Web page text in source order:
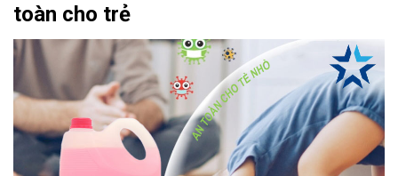
toàn cho trẻ